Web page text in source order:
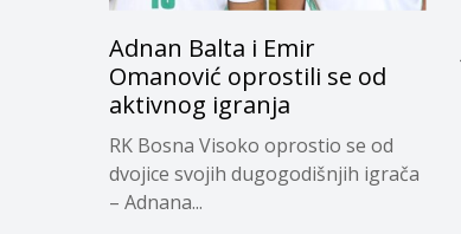
Adnan Balta i Emir
Omanović oprostili se od
aktivnog igranja
RK Bosna Visoko oprostio se od
dvojice svojih dugogodišnjih igrača
– Adnana...